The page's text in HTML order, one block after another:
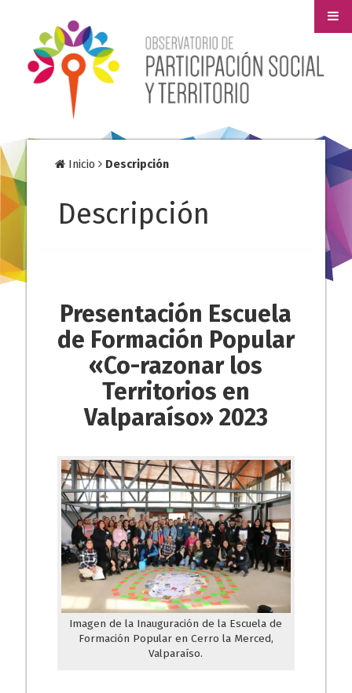
Inicio Descripción
Descripción
Presentación Escuela
de Formación Popular
«Co-razonar los
Territorios en
Valparaíso» 2023
Imagen de la Inauguración de la Escuela de
Formación Popular en Cerro la Merced,
Valparaíso.